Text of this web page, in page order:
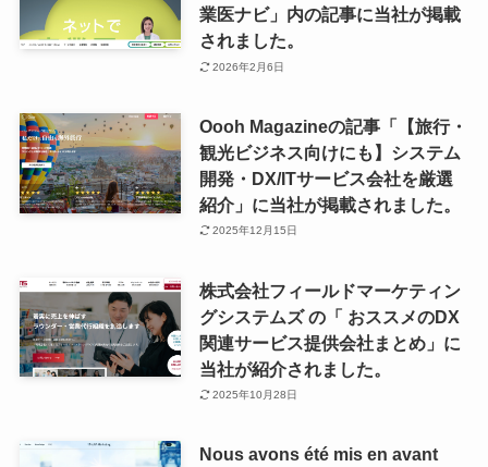
業医ナビ」内の記事に当社が掲載
されました。
2026年2月6日
Oooh Magazineの記事「【旅行・
観光ビジネス向けにも】システム
開発・DX/ITサービス会社を厳選
紹介」に当社が掲載されました。
2025年12月15日
株式会社フィールドマーケティン
グシステムズ の「 おススメのDX
関連サービス提供会社まとめ」に
当社が紹介されました。
2025年10月28日
Nous avons été mis en avant